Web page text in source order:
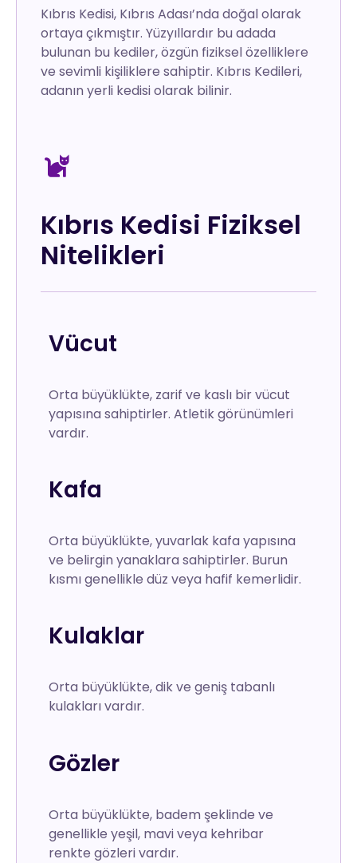
Kıbrıs Kedisi, Kıbrıs Adası’nda doğal olarak
ortaya çıkmıştır. Yüzyıllardır bu adada
bulunan bu kediler, özgün fiziksel özelliklere
ve sevimli kişiliklere sahiptir. Kıbrıs Kedileri,
adanın yerli kedisi olarak bilinir.
Kıbrıs Kedisi Fiziksel
Nitelikleri
Vücut
Orta büyüklükte, zarif ve kaslı bir vücut
yapısına sahiptirler. Atletik görünümleri
vardır.
Kafa
Orta büyüklükte, yuvarlak kafa yapısına
ve belirgin yanaklara sahiptirler. Burun
kısmı genellikle düz veya hafif kemerlidir.
Kulaklar
Orta büyüklükte, dik ve geniş tabanlı
kulakları vardır.
Gözler
Orta büyüklükte, badem şeklinde ve
genellikle yeşil, mavi veya kehribar
renkte gözleri vardır.